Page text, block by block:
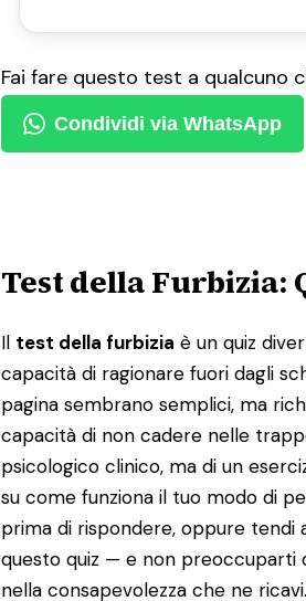
Fai fare questo test a qualcuno
Condividi via WhatsApp
Test della Furbizia:
Il test della furbizia è un quiz
capacità di ragionare fuori dagli
pagina sembrano semplici, ma
capacità di non cadere nelle
psicologico clinico, ma di un
su come funziona il tuo modo di
prima di rispondere, oppure tendi
questo quiz — e non preoccuparti
nella consapevolezza che ne ricavi.